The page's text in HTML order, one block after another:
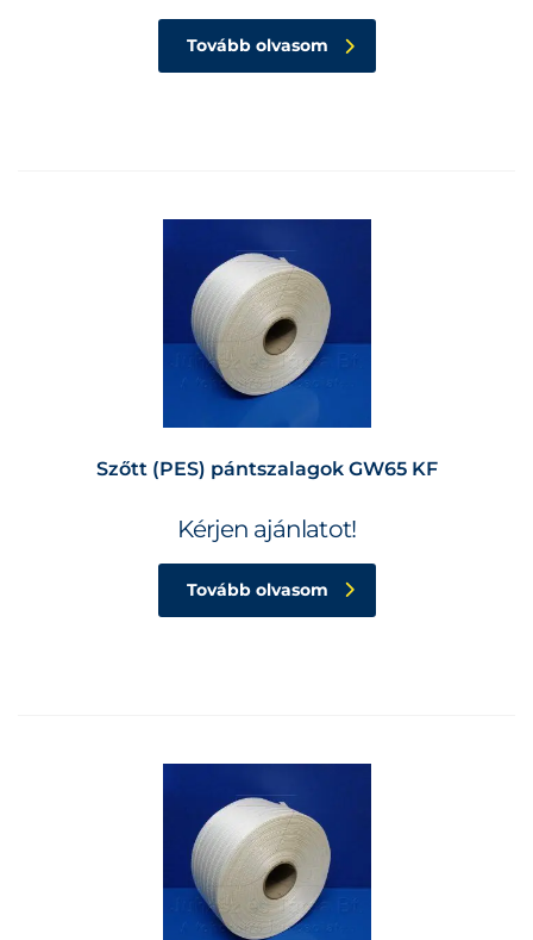
Tovább olvasom
Szőtt (PES) pántszalagok GW65 KF
Kérjen ajánlatot!
Tovább olvasom